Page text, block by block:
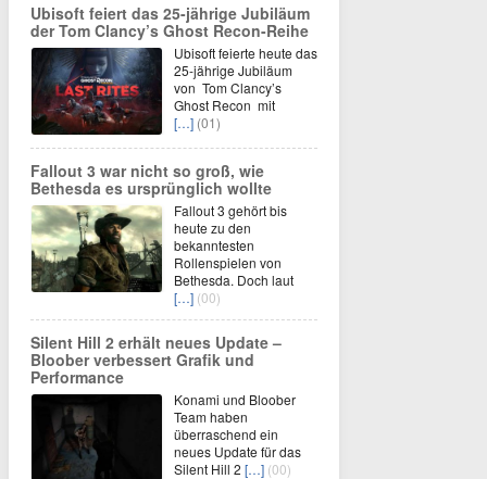
Ubisoft feiert das 25-jährige Jubiläum
der Tom Clancy’s Ghost Recon-Reihe
Ubisoft feierte heute das
25-jährige Jubiläum
von Tom Clancy’s
Ghost Recon mit
[…] (01)
Fallout 3 war nicht so groß, wie
Bethesda es ursprünglich wollte
Fallout 3 gehört bis
heute zu den
bekanntesten
Rollenspielen von
Bethesda. Doch laut
[…] (00)
Silent Hill 2 erhält neues Update –
Bloober verbessert Grafik und
Performance
Konami und Bloober
Team haben
überraschend ein
neues Update für das
Silent Hill 2 […] (00)